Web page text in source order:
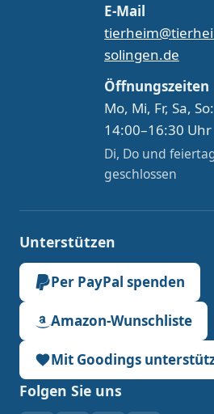
E-Mail
solingen.de
Öffnungszeiten
Mo, Mi, Fr, Sa, So:
14:00–16:30 Uhr
Di, Do und
geschlossen
Unterstützen
Per PayPal spenden
Amazon-Wunschliste
Mit Goodings
Folgen Sie uns